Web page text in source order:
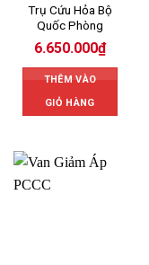
Trụ Cứu Hỏa Bộ
Quốc Phòng
6.650.000₫
THÊM VÀO
GIỎ HÀNG